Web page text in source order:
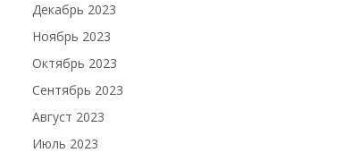
Декабрь 2023
Ноябрь 2023
Октябрь 2023
Сентябрь 2023
Август 2023
Июль 2023